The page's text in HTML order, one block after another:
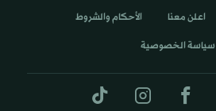
اعلن معنا الأحكام والشروط
سياسة الخصوصية